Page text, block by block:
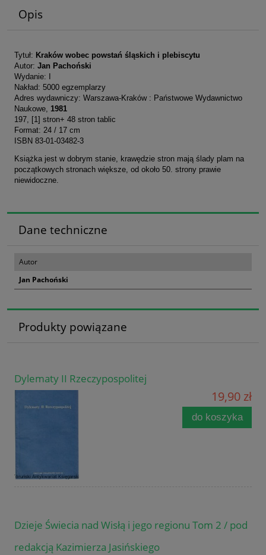
Opis
Tytuł: Kraków wobec powstań śląskich i plebiscytu
Autor: Jan Pachoński
Wydanie: I
Nakład: 5000 egzemplarzy
Adres wydawniczy: Warszawa-Kraków : Państwowe Wydawnictwo
Naukowe, 1981
197, [1] stron+ 48 stron tablic
Format: 24 / 17 cm
ISBN 83-01-03482-3
Książka jest w dobrym stanie, krawędzie stron mają ślady plam na
początkowych stronach większe, od około 50. strony prawie
niewidoczne.
Dane techniczne
Autor
Jan Pachoński
Produkty powiązane
Dylematy II Rzeczypospolitej
19,90 zł
do koszyka
Dzieje Świecia nad Wisłą i jego regionu Tom 2 / pod
redakcją Kazimierza Jasińskiego